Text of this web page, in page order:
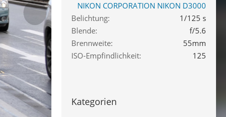
NIKON CORPORATION NIKON D3000
Belichtung
1/125 s
Blende
f/5.6
Brennweite
55mm
ISO-Empfindlichkeit
125
Kategorien